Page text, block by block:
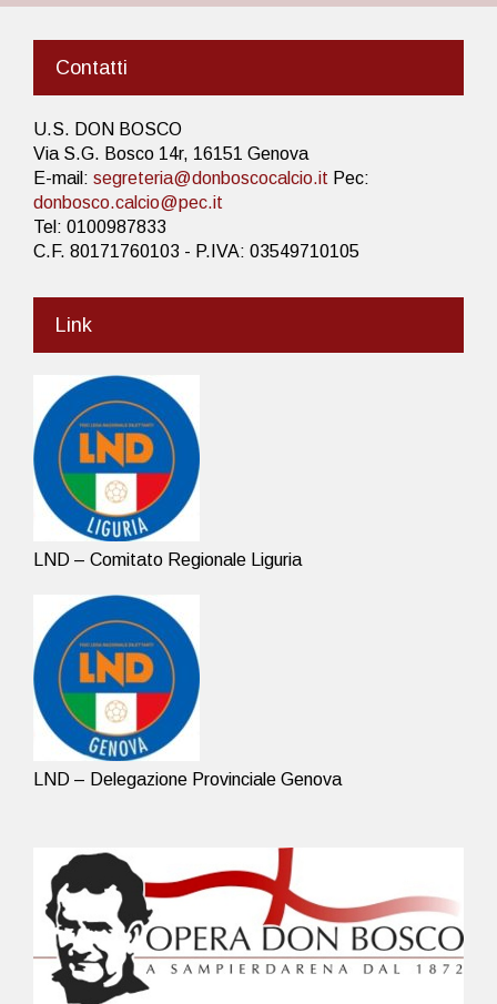
Contatti
U.S. DON BOSCO
Via S.G. Bosco 14r, 16151 Genova
E-mail: segreteria@donboscocalcio.it Pec:
donbosco.calcio@pec.it
Tel: 0100987833
C.F. 80171760103 - P.IVA: 03549710105
Link
LND – Comitato Regionale Liguria
LND – Delegazione Provinciale Genova